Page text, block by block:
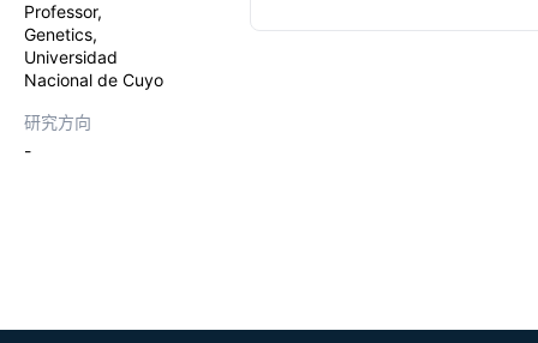
Professor,
Genetics,
Universidad
Nacional de Cuyo
研究方向
-
for